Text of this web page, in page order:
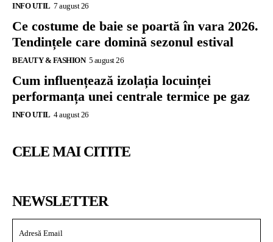
INFO UTIL 7 august 26
Ce costume de baie se poartă în vara 2026.
Tendințele care domină sezonul estival
BEAUTY & FASHION 5 august 26
Cum influențează izolația locuinței
performanța unei centrale termice pe gaz
INFO UTIL 4 august 26
CELE MAI CITITE
NEWSLETTER